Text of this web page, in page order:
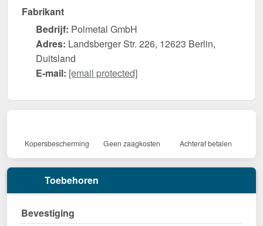
Fabrikant
Bedrijf: Polmetal GmbH
Adres: Landsberger Str. 226, 12623 Berlin,
Duitsland
E-mail: [email protected]
Kopersbescherming Geen zaagkosten Achteraf betalen
Toebehoren
Bevestiging